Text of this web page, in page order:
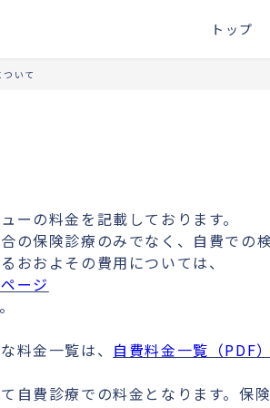
トップ
いて
ーの料金を記載しております。
の保険診療のみでなく、自費での
おおよその費用については、
ージ
料金一覧は、 自費料金一覧（PDF）
自費診療での料金となります。保